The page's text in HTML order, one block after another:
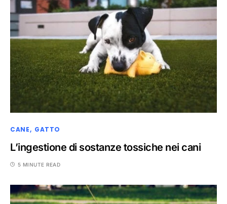
CANE GATTO
L’ingestione di sostanze tossiche nei cani
5 MINUTE READ